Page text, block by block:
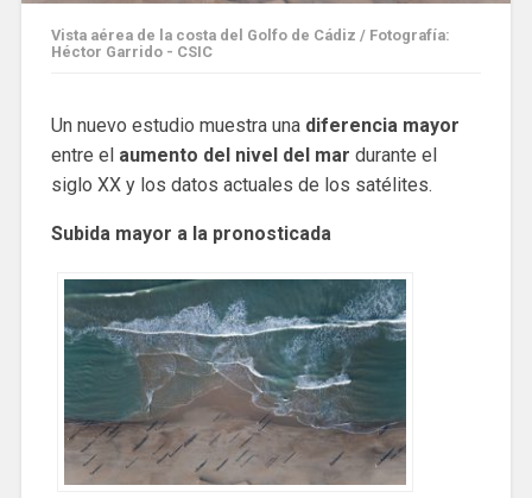
Vista aérea de la costa del Golfo de Cádiz / Fotografía:
Héctor Garrido - CSIC
Un nuevo estudio muestra una diferencia mayor
entre el aumento del nivel del mar durante el
siglo XX y los datos actuales de los satélites.
Subida mayor a la pronosticada